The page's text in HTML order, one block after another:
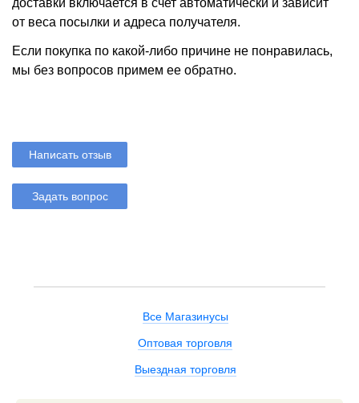
от веса посылки и адреса получателя.
Если покупка по какой-либо причине не понравилась,
мы без вопросов примем ее обратно.
Написать отзыв
Задать вопрос
Все Магазинусы
Оптовая торговля
Выездная торговля